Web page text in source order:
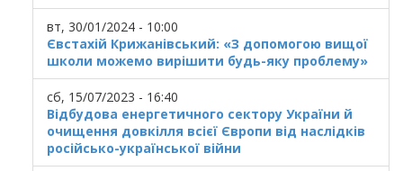
вт, 30/01/2024 - 10:00
Євстахій Крижанівський: «З допомогою вищої
школи можемо вирішити будь-яку проблему»
сб, 15/07/2023 - 16:40
Відбудова енергетичного сектору України й
очищення довкілля всієї Європи від наслідків
російсько-української війни